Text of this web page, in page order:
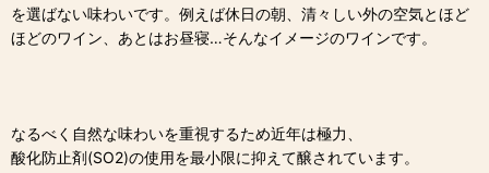
を選ばない味わいです。例えば休日の朝、清々しい外の空気とほど
ほどのワイン、あとはお昼寝…そんなイメージのワインです。
なるべく自然な味わいを重視するため近年は極力、
酸化防止剤(SO2)の使用を最小限に抑えて醸されています。